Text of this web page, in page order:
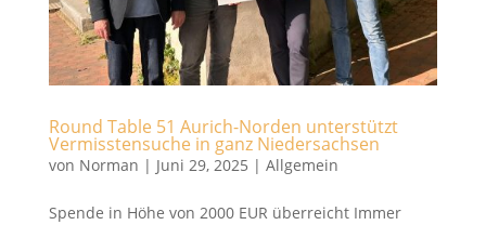
Round Table 51 Aurich-Norden unterstützt
Vermisstensuche in ganz Niedersachsen
von Norman | Juni 29, 2025 | Allgemein
Spende in Höhe von 2000 EUR überreicht Immer